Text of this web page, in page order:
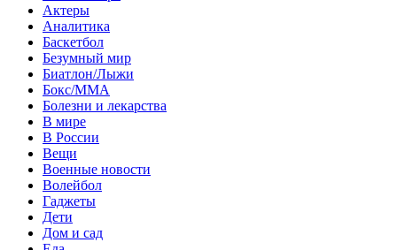
Актеры
Аналитика
Баскетбол
Безумный мир
Биатлон/Лыжи
Бокс/MMA
Болезни и лекарства
В мире
В России
Вещи
Военные новости
Волейбол
Гаджеты
Дети
Дом и сад